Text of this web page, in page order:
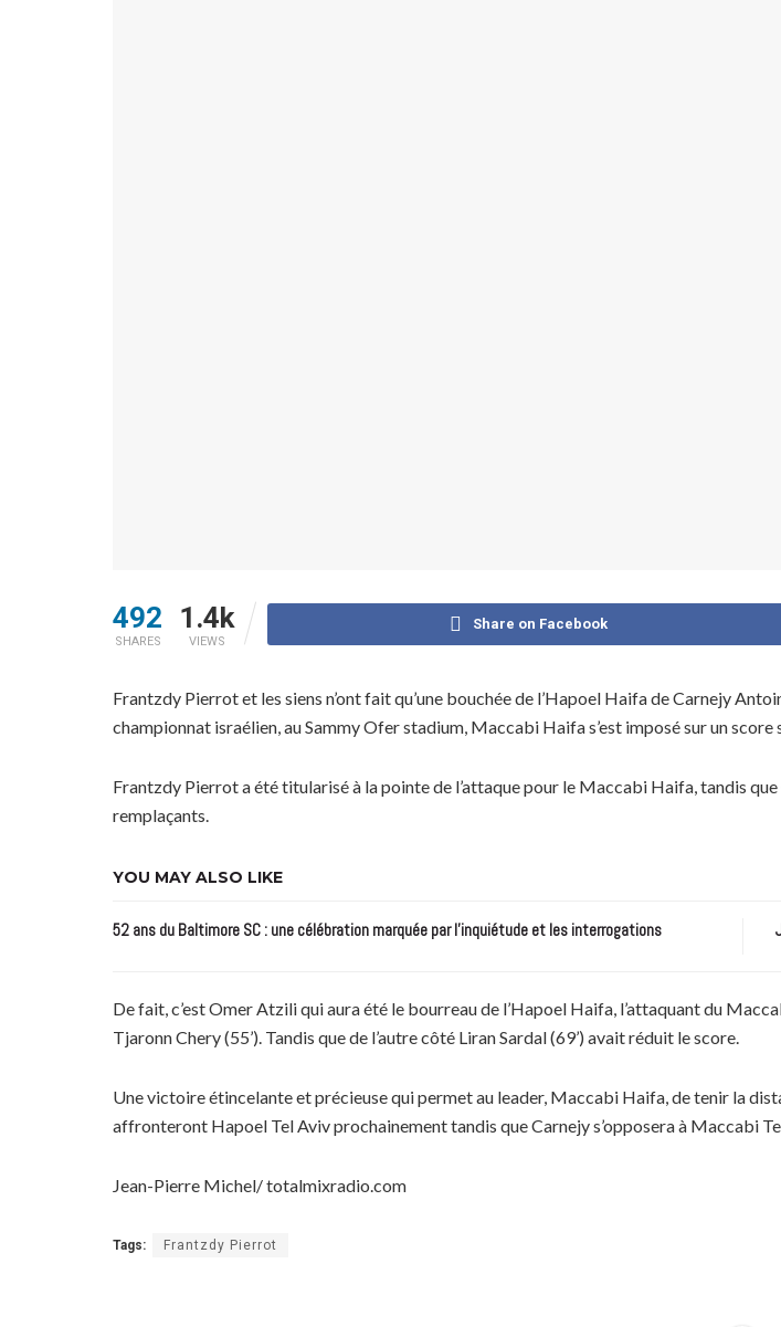
492
SHARES
1.4k
VIEWS
Share on Facebook
Frantzdy Pierrot et les siens n’ont fait qu’une bouchée de l’Hapoel Haifa de Carnejy
championnat israélien, au Sammy Ofer stadium, Maccabi Haifa s’est imposé sur un score
Frantzdy Pierrot a été titularisé à la pointe de l’attaque pour le Maccabi Haifa, tandis
remplaçants.
YOU MAY ALSO LIKE
52 ans du Baltimore SC : une célébration marquée par l’inquiétude et les interrogations
De fait, c’est Omer Atzili qui aura été le bourreau de l’Hapoel Haifa, l’attaquant du
Tjaronn Chery (55’). Tandis que de l’autre côté Liran Sardal (69’) avait réduit le score.
Une victoire étincelante et précieuse qui permet au leader, Maccabi Haifa, de tenir la
affronteront Hapoel Tel Aviv prochainement tandis que Carnejy s’opposera à Maccabi
Jean-Pierre Michel/ totalmixradio.com
Tags: Frantzdy Pierrot